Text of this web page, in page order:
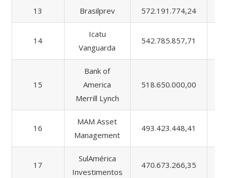
13 Brasilprev 572.191.774,24
14
Icatu
Vanguarda
542.785.857,71
15
Bank of
America
Merrill Lynch
518.650.000,00
16
MAM Asset
Management
493.423.448,41
17
SulAmérica
Investimentos
470.673.266,35